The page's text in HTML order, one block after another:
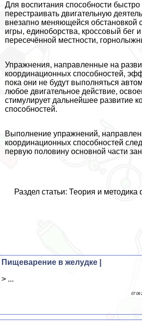
Для воспитания способности
перестраивать двигательную
внезапно меняющейся обстановкой
игры, единоборства, кроссовый бег
пересечённой местности,
Упражнения, направленные на
координационных способностей,
пока они не будут выполняться
любое двигательное действие,
стимулирует дальнейшее развитие
способностей.
Выполнение упражнений,
координационных способностей
первую половину основной части
Раздел статьи: Теория и методика
Пищеварение в желудке |
> ...
07 08